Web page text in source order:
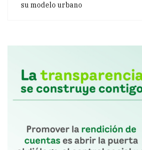
su modelo urbano